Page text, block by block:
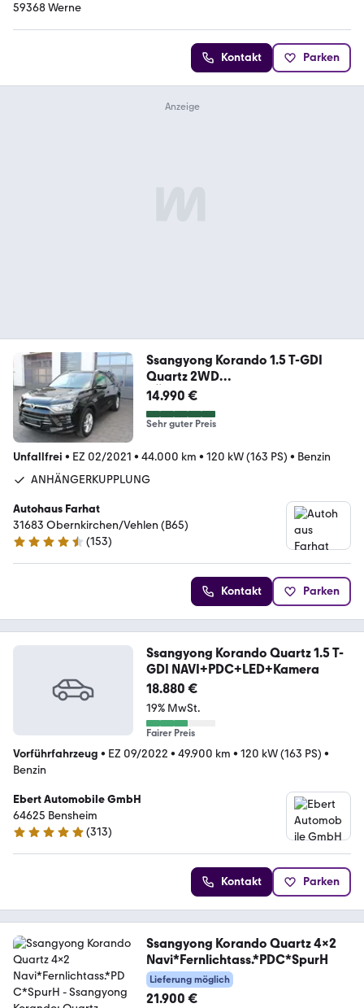
59368 Werne
Kontakt Parken
Ssangyong Korando 1.5 T-GDI
Quartz 2WD
RÜCKFAHRKAMERA,NAVI
14.990 €
Sehr guter Preis
Unfallfrei • EZ 02/2021 • 44.000 km • 120 kW (163 PS) • Benzin
ANHÄNGERKUPPLUNG
Autohaus Farhat
31683 Obernkirchen/Vehlen (B65)
4.6 Sterne
(153)
Kontakt Parken
Ssangyong Korando Quartz 1.5 T-
GDI NAVI+PDC+LED+Kamera
18.880 €
19% MwSt.
Fairer Preis
Vorführfahrzeug • EZ 09/2022 • 49.900 km • 120 kW (163 PS) •
Benzin
Ebert Automobile GmbH
64625 Bensheim
4.9 Sterne
(313)
Kontakt Parken
Ssangyong Korando Quartz 4x2
Navi*Fernlichtass.*PDC*SpurH
Lieferung möglich
21.900 €